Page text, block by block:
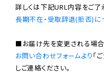
長期不在・受取辞退(拒否)に
お問い合わせフォームより 「
しご連絡ください。